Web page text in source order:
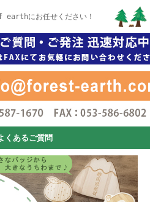
earthにお任せください！
くあるご質問